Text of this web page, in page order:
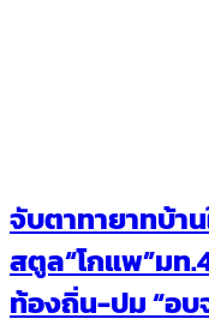
จับตาทายาทบ้า
สตูล“โกแพ”มท
ท้องถิ่น-ปม “อบ